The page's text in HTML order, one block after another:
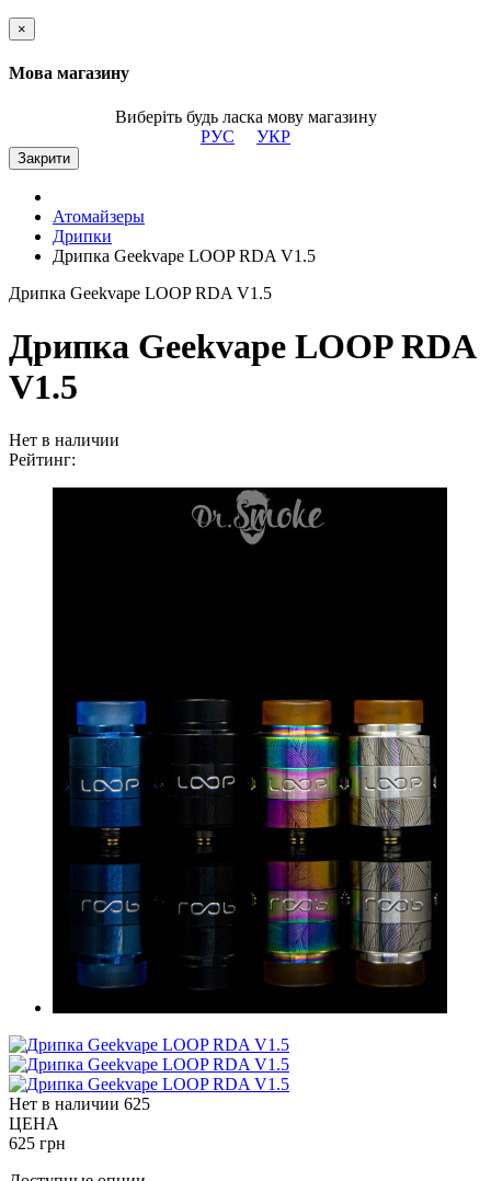
×
Мова магазину
Виберіть будь ласка мову магазину
РУС
УКР
Закрити
Атомайзеры
Дрипки
Дрипка Geekvape LOOP RDA V1.5
Дрипка Geekvape LOOP RDA V1.5
Дрипка Geekvape LOOP RDA
V1.5
Нет в наличии
Рейтинг:
Нет в наличии 625
ЦЕНА
625 грн